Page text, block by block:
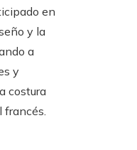
en
y la
a
y
costura
francés.